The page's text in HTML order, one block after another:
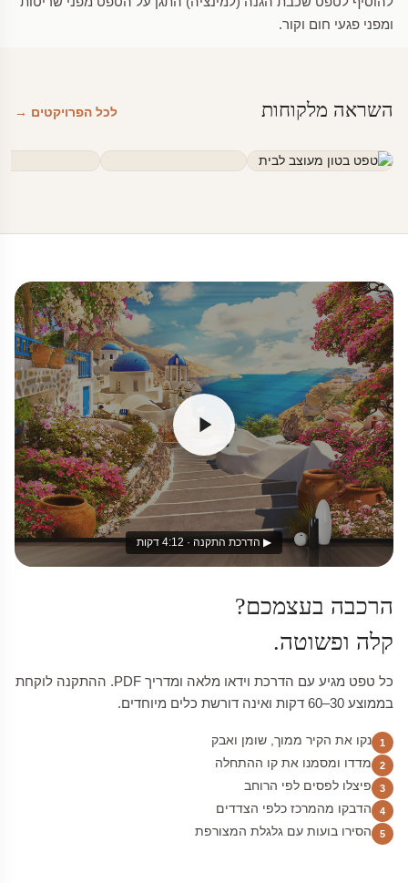
ומפני פגעי חום וקור.
השראה מלקוחות לכל הפרויקטים →
▶ הדרכת התקנה · 4:12 דקות
הרכבה בעצמכם?
קלה ופשוטה.
כל טפט מגיע עם הדרכת וידאו מלאה ומדריך PDF. ההתקנה לוקחת
בממוצע 30–60 דקות ואינה דורשת כלים מיוחדים.
1 נקו את הקיר ממוך, שומן ואבק
2 מדדו ומסמנו את קו ההתחלה
3 פיצלו לפסים לפי הרוחב
4 הדבקו מהמרכז כלפי הצדדים
5 הסירו בועות עם גלגלת המצורפת